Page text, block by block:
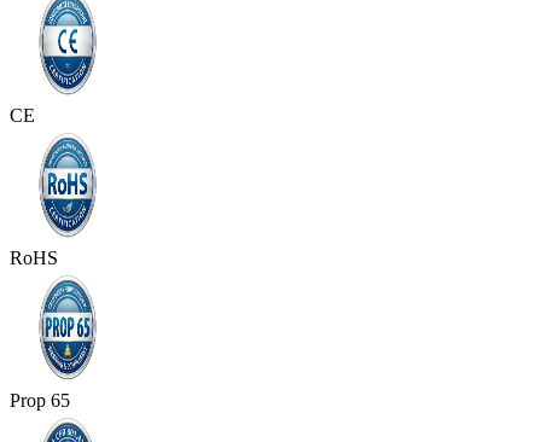
CE
RoHS
Prop 65